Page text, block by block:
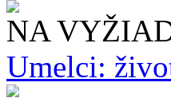
NA
Umelci: